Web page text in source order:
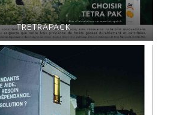
TRETRAPACK